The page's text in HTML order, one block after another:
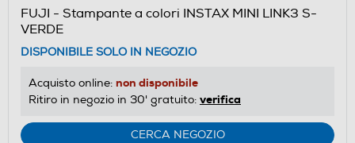
FUJI - Stampante a colori INSTAX MINI LINK3 S-
VERDE
DISPONIBILE SOLO IN NEGOZIO
Acquisto online: non disponibile
Ritiro in negozio in 30' gratuito: verifica
CERCA NEGOZIO